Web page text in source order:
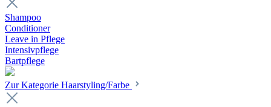
Shampoo
Conditioner
Leave in Pflege
Intensivpflege
Bartpflege
Zur Kategorie Haarstyling/Farbe